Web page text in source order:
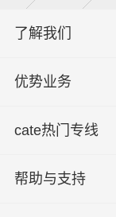
了解我们
优势业务
cate热门专线
帮助与支持